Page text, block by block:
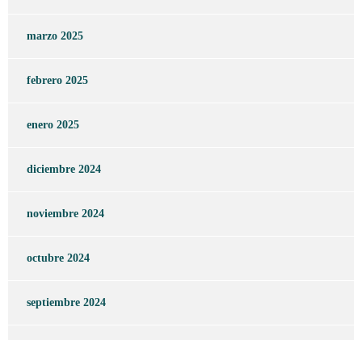
marzo 2025
febrero 2025
enero 2025
diciembre 2024
noviembre 2024
octubre 2024
septiembre 2024